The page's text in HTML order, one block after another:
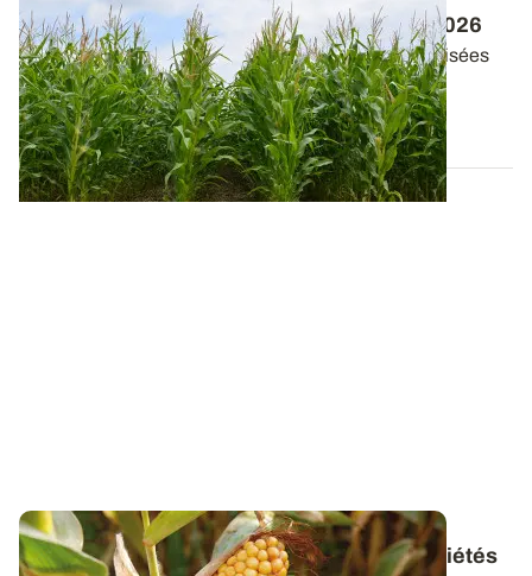
Maïs en AB : les variétés disponibles en 2026
Retrouvez la liste des variétés de maïs commercialisées
en agriculture biologique en...
04 MARS 2026
Maïs grain : les résultats complets des variétés